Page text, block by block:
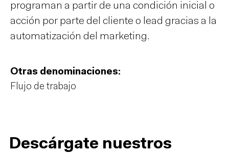
programan a partir de una condición inicial o
acción por parte del cliente o lead gracias a la
automatización del marketing.
Otras denominaciones:
Flujo de trabajo
Descárgate nuestros